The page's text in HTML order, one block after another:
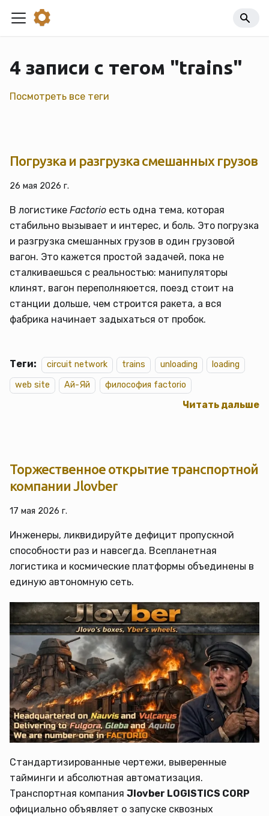
4 записи с тегом "trains"
Посмотреть все теги
Погрузка и разгрузка смешанных грузов
26 мая 2026 г.
В логистике Factorio есть одна тема, которая
стабильно вызывает и интерес, и боль. Это погрузка
и разгрузка смешанных грузов в один грузовой
вагон. Это кажется простой задачей, пока не
сталкиваешься с реальностью: манипуляторы
клинят, вагон переполняюется, поезд стоит на
станции дольше, чем строится ракета, а вся
фабрика начинает задыхаться от пробок.
Теги: circuit network trains unloading
loading
web site
Ай-Яй философия factorio
Читать дальше
Торжественное открытие транспортной
компании Jlovber
17 мая 2026 г.
Инженеры, ликвидируйте дефицит пропускной
способности раз и навсегда. Всепланетная
логистика и космические платформы объединены в
единую автономную сеть.
Стандартизированные чертежи, выверенные
тайминги и абсолютная автоматизация.
Транспортная компания Jlovber LOGISTICS CORP
официально объявляет о запуске сквозных